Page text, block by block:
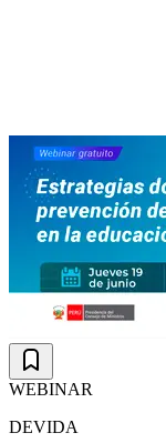
WEBINAR
DEVIDA